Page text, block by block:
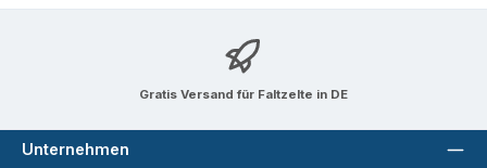
Gratis Versand für Faltzelte in DE
Unternehmen